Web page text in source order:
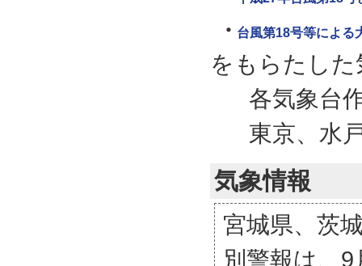
台風第18号等による
をもらたした
各気象台
東京、水
気象情報
宮城県、茨
別警報は、